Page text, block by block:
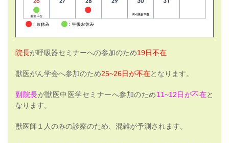
院長が呼吸器セミナーへの参加のため19日不在
獣医がん学会へ参加のため25~26日が不在となります。
副院長が獣医中医学セミナーへ参加のため11~12日が不在と
なります。
獣医師１人のみの診察のため、混雑が予測されます。